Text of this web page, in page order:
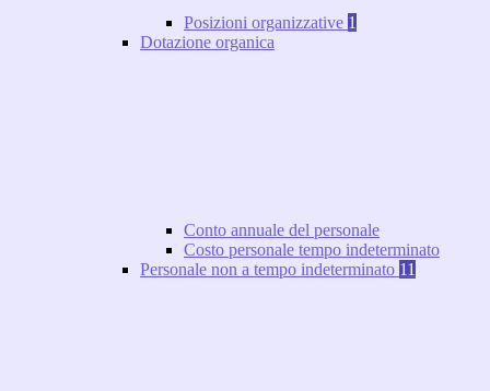
Posizioni organizzative 1
Dotazione organica
Conto annuale del personale
Costo personale tempo indeterminato
Personale non a tempo indeterminato 11